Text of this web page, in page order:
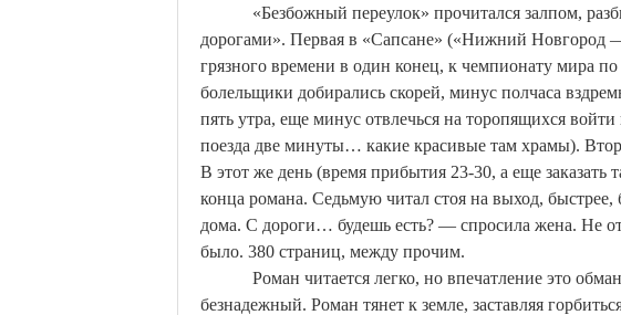
«Безбожный переулок» прочитался залпом,
дорогами». Первая в «Сапсане» («Нижний Новгород
грязного времени в один конец, к чемпионату мира
болельщики добирались скорей, минус полчаса
пять утра, еще минус отвлечься на торопящихся
поезда две минуты… какие красивые там храмы).
В этот же день (время прибытия 23-30, а еще заказать
конца романа. Седьмую читал стоя на выход, быстрее,
дома. С дороги… будешь есть? — спросила жена. Не
было. 380 страниц, между прочим.
Роман читается легко, но впечатление это
безнадежный. Роман тянет к земле, заставляя